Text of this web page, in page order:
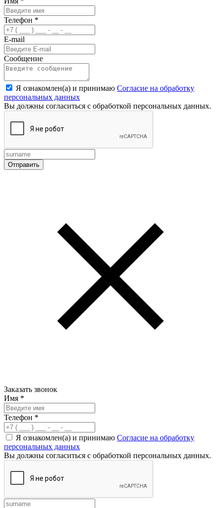
Телефон *
E-mail
Сообщение
Я ознакомлен(а) и принимаю Согласие на обработку
персональных данных
Вы должны согласиться с обработкой персональных данных.
Заказать звонок
Имя *
Телефон *
Я ознакомлен(а) и принимаю Согласие на обработку
персональных данных
Вы должны согласиться с обработкой персональных данных.